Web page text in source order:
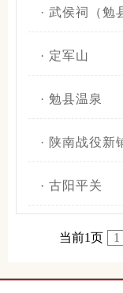
· 武侯祠（勉县
· 定军山
· 勉县温泉
· 陕南战役新
· 古阳平关
当前1页 1